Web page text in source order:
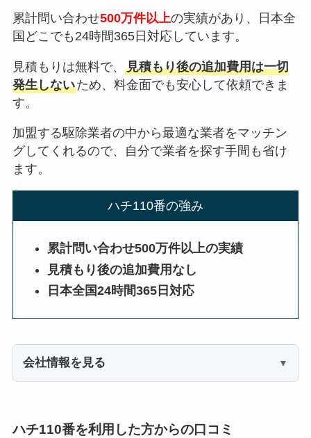
累計問い合わせ500万件以上の実績があり、日本全
国どこでも24時間365日対応しています。
見積もりは無料で、 見積もり後の追加費用は一切
発生しないため、料金面でも安心して依頼できま
す。
加盟する駆除業者の中から最適な業者をマッチン
グしてくれるので、自分で業者を探す手間も省け
ます。
ハチ110番の強み
累計問い合わせ500万件以上の実績
見積もり後の追加費用なし
日本全国24時間365日対応
会社情報を見る
ハチ110番を利用した方からの口コミ